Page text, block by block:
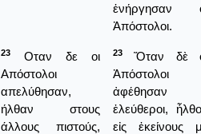
ἐνήργησαν
Ἀπόστολοι.
23
Οταν δε οι
Απόστολοι
απελύθησαν,
ήλθαν στους
άλλους πιστούς,
23
Ὅταν δὲ
Ἀπόστολοι
ἀφέθησαν
ἐλεύθεροι,
εἰς ἐκείνους